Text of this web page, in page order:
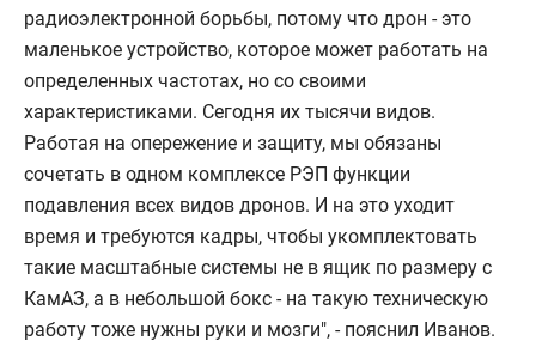
радиоэлектронной борьбы, потому что дрон - это
маленькое устройство, которое может работать на
определенных частотах, но со своими
характеристиками. Сегодня их тысячи видов.
Работая на опережение и защиту, мы обязаны
сочетать в одном комплексе РЭП функции
подавления всех видов дронов. И на это уходит
время и требуются кадры, чтобы укомплектовать
такие масштабные системы не в ящик по размеру с
КамАЗ, а в небольшой бокс - на такую техническую
работу тоже нужны руки и мозги", - пояснил Иванов.